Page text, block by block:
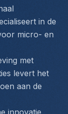
in de
micro- en
met
levert het
aan de
innovatie